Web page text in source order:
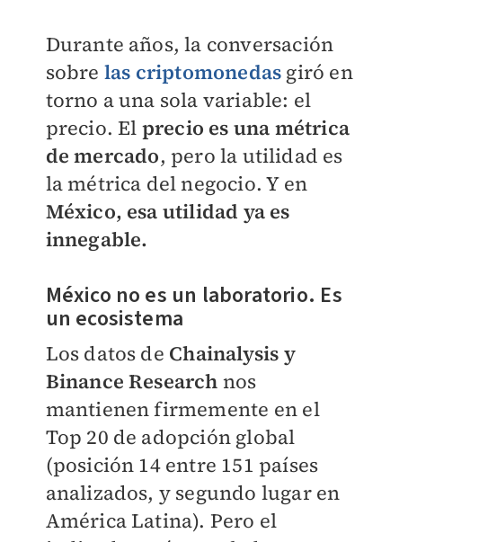
Durante años, la conversación
sobre las criptomonedas giró en
torno a una sola variable: el
precio. El precio es una métrica
de mercado, pero la utilidad es
la métrica del negocio. Y en
México, esa utilidad ya es
innegable.
México no es un laboratorio. Es
un ecosistema
Los datos de Chainalysis y
Binance Research nos
mantienen firmemente en el
Top 20 de adopción global
(posición 14 entre 151 países
analizados, y segundo lugar en
América Latina). Pero el